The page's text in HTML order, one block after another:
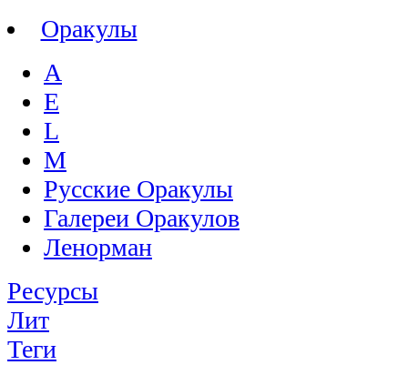
Оракулы
A
E
L
M
Русские Оракулы
Галереи Оракулов
Ленорман
Ресурсы
Лит
Теги